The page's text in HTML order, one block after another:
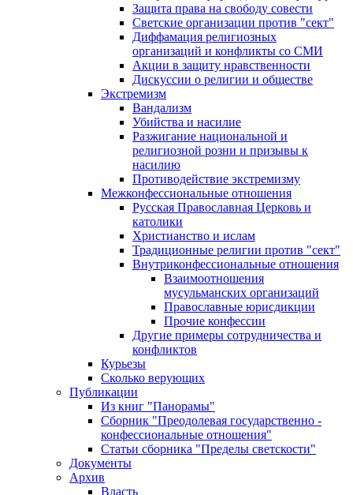
Защита права на свободу совести
Светские организации против "сект"
Диффамация религиозных
организаций и конфликты со СМИ
Акции в защиту нравственности
Дискуссии о религии и обществе
Экстремизм
Вандализм
Убийства и насилие
Разжигание национальной и
религиозной розни и призывы к
насилию
Противодействие экстремизму
Межконфессиональные отношения
Русская Православная Церковь и
католики
Христианство и ислам
Традиционные религии против "сект"
Внутриконфессиональные отношения
Взаимоотношения
мусульманских организаций
Православные юрисдикции
Прочие конфессии
Другие примеры сотрудничества и
конфликтов
Курьезы
Сколько верующих
Публикации
Из книг "Панорамы"
Сборник "Преодолевая государственно -
конфессиональные отношения"
Статьи сборника "Пределы светскости"
Документы
Архив
Власть